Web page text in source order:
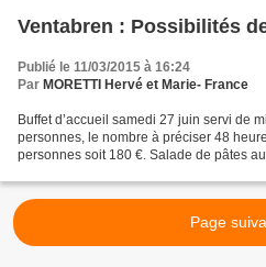
Ventabren : Possibilités
Publié le 11/03/2015 à 16:24
Par MORETTI Hervé et Marie- France
Buffet d’accueil samedi 27 juin servi de
personnes, le nombre à préciser 48
personnes soit 180 €. Salade de pâtes
Page